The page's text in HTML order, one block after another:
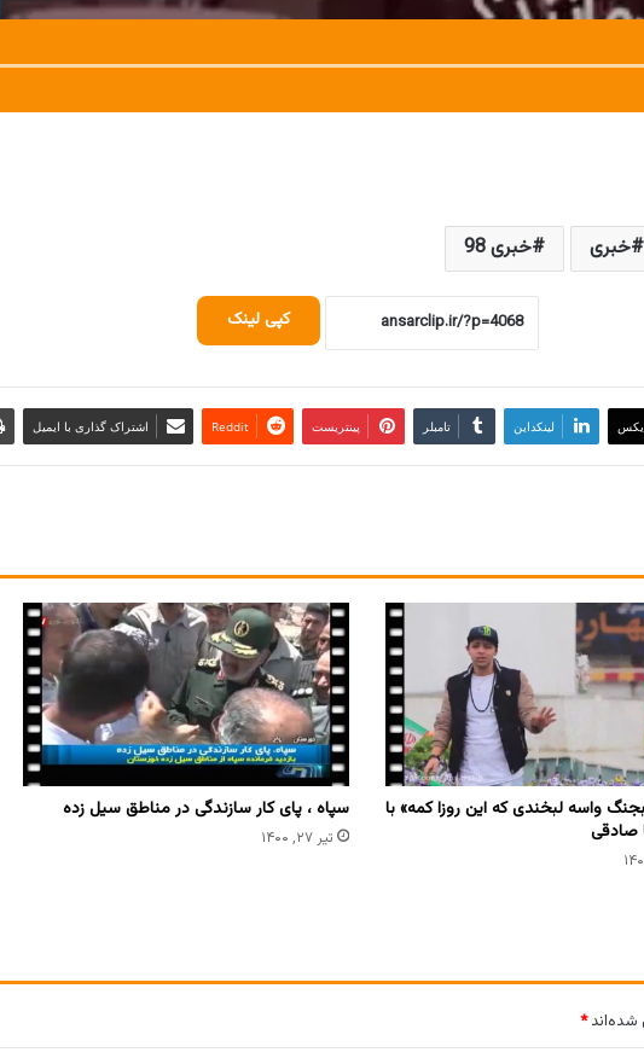
خبری خبری 98
کپی لینک
لینکداین تامبلر پینتریست Reddit اشتراک گذاری با ایمیل
واسه لبخندی که این روزا کمه» با
صادقی
سپاه ، پای کار سازندگی در مناطق سیل زده
تیر ۲۷, ۱۴۰۰
شده‌اند*